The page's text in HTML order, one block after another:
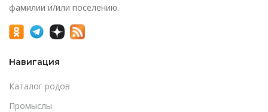
фамилии и/или поселению.
Навигация
Каталог родов
Промыслы